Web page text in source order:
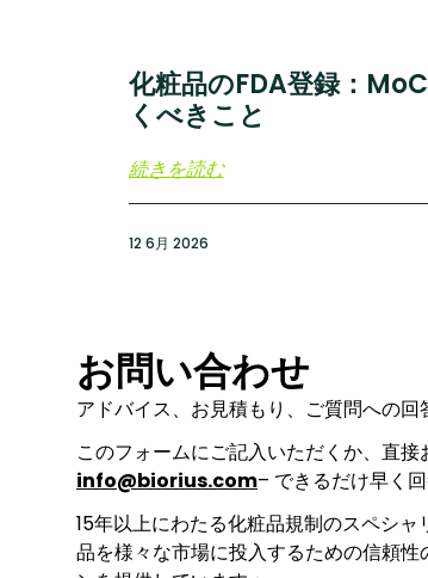
化粧品のFDA登録：
くべきこと
続きを読む
12 6月 2026
お問い合わせ
アドバイス、お見積もり、ご質問への回
このフォームにご記入いただくか、直接
info@biorius.com– できるだけ早く
15年以上にわたる化粧品規制のスペシ
品を様々な市場に投入するための信頼